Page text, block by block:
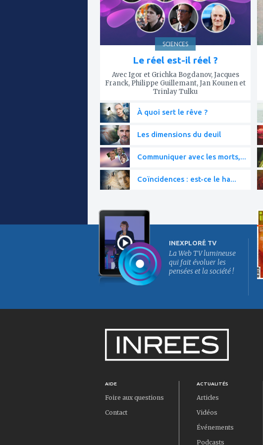
SCIENCES
Le réel est-il réel ?
Avec Igor et Grichka Bogdanov, Jacques
Franck, Philippe Guillemant, Jan Kounen et
Trinlay Tulku
À quoi sert le rêve ?
Les dimensions du deuil
Communiquer avec les morts,...
Coïncidences : est-ce le ha...
INEXPLORÉ TV
La Web TV lumineuse
qui fait évoluer les
pensées et la société !
AIDE
Foire aux questions
Contact
ACTUALITÉS
Articles
Vidéos
Événements
Podcasts